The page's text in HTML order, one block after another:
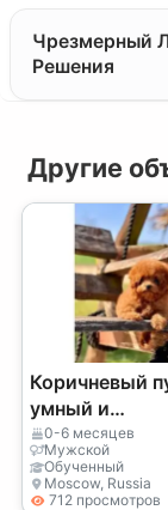
Чрезмерный
Решения
Другие
Коричневый
умный и
0-6 месяцев
Мужской
Обученный
Moscow, Russia
712 просмотров